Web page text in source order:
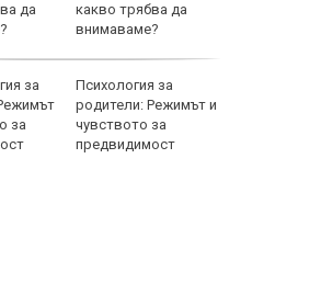
какво трябва да
внимаваме?
Психология за
родители: Режимът и
чувството за
предвидимост